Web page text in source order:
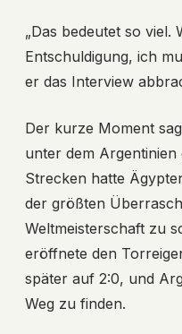
„Das bedeutet so viel.
Entschuldigung, ich
er das Interview
Der kurze Moment
unter dem
Strecken hatte
der größten
Weltmeisterschaft zu
eröffnete den
später auf 2:0, und
Weg zu finden.